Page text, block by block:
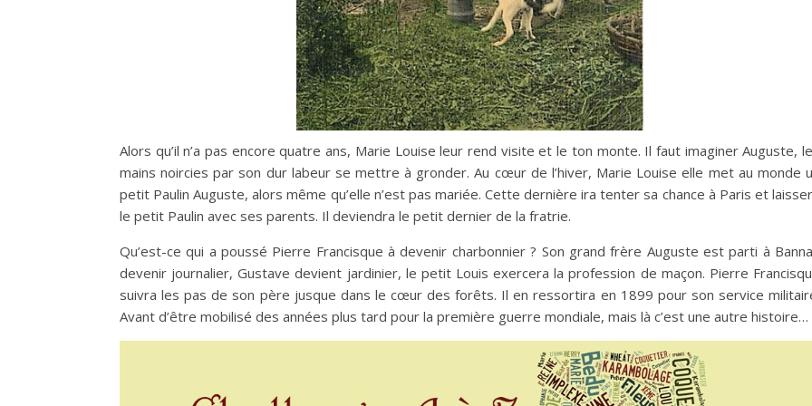
Alors qu’il n’a pas encore quatre ans, Marie Louise leur rend visite et le ton monte. Il faut imaginer Auguste,
mains noircies par son dur labeur se mettre à gronder. Au cœur de l’hiver, Marie Louise elle met au monde
petit Paulin Auguste, alors même qu’elle n’est pas mariée. Cette dernière ira tenter sa chance à Paris et
le petit Paulin avec ses parents. Il deviendra le petit dernier de la fratrie.
Qu’est-ce qui a poussé Pierre Francisque à devenir charbonnier ? Son grand frère Auguste est parti à
devenir journalier, Gustave devient jardinier, le petit Louis exercera la profession de maçon. Pierre
suivra les pas de son père jusque dans le cœur des forêts. Il en ressortira en 1899 pour son service
Avant d’être mobilisé des années plus tard pour la première guerre mondiale, mais là c’est une autre histoire…